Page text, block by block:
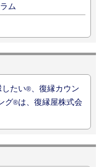
ム
たい®、復縁カウン
グ®は、復縁屋株式会